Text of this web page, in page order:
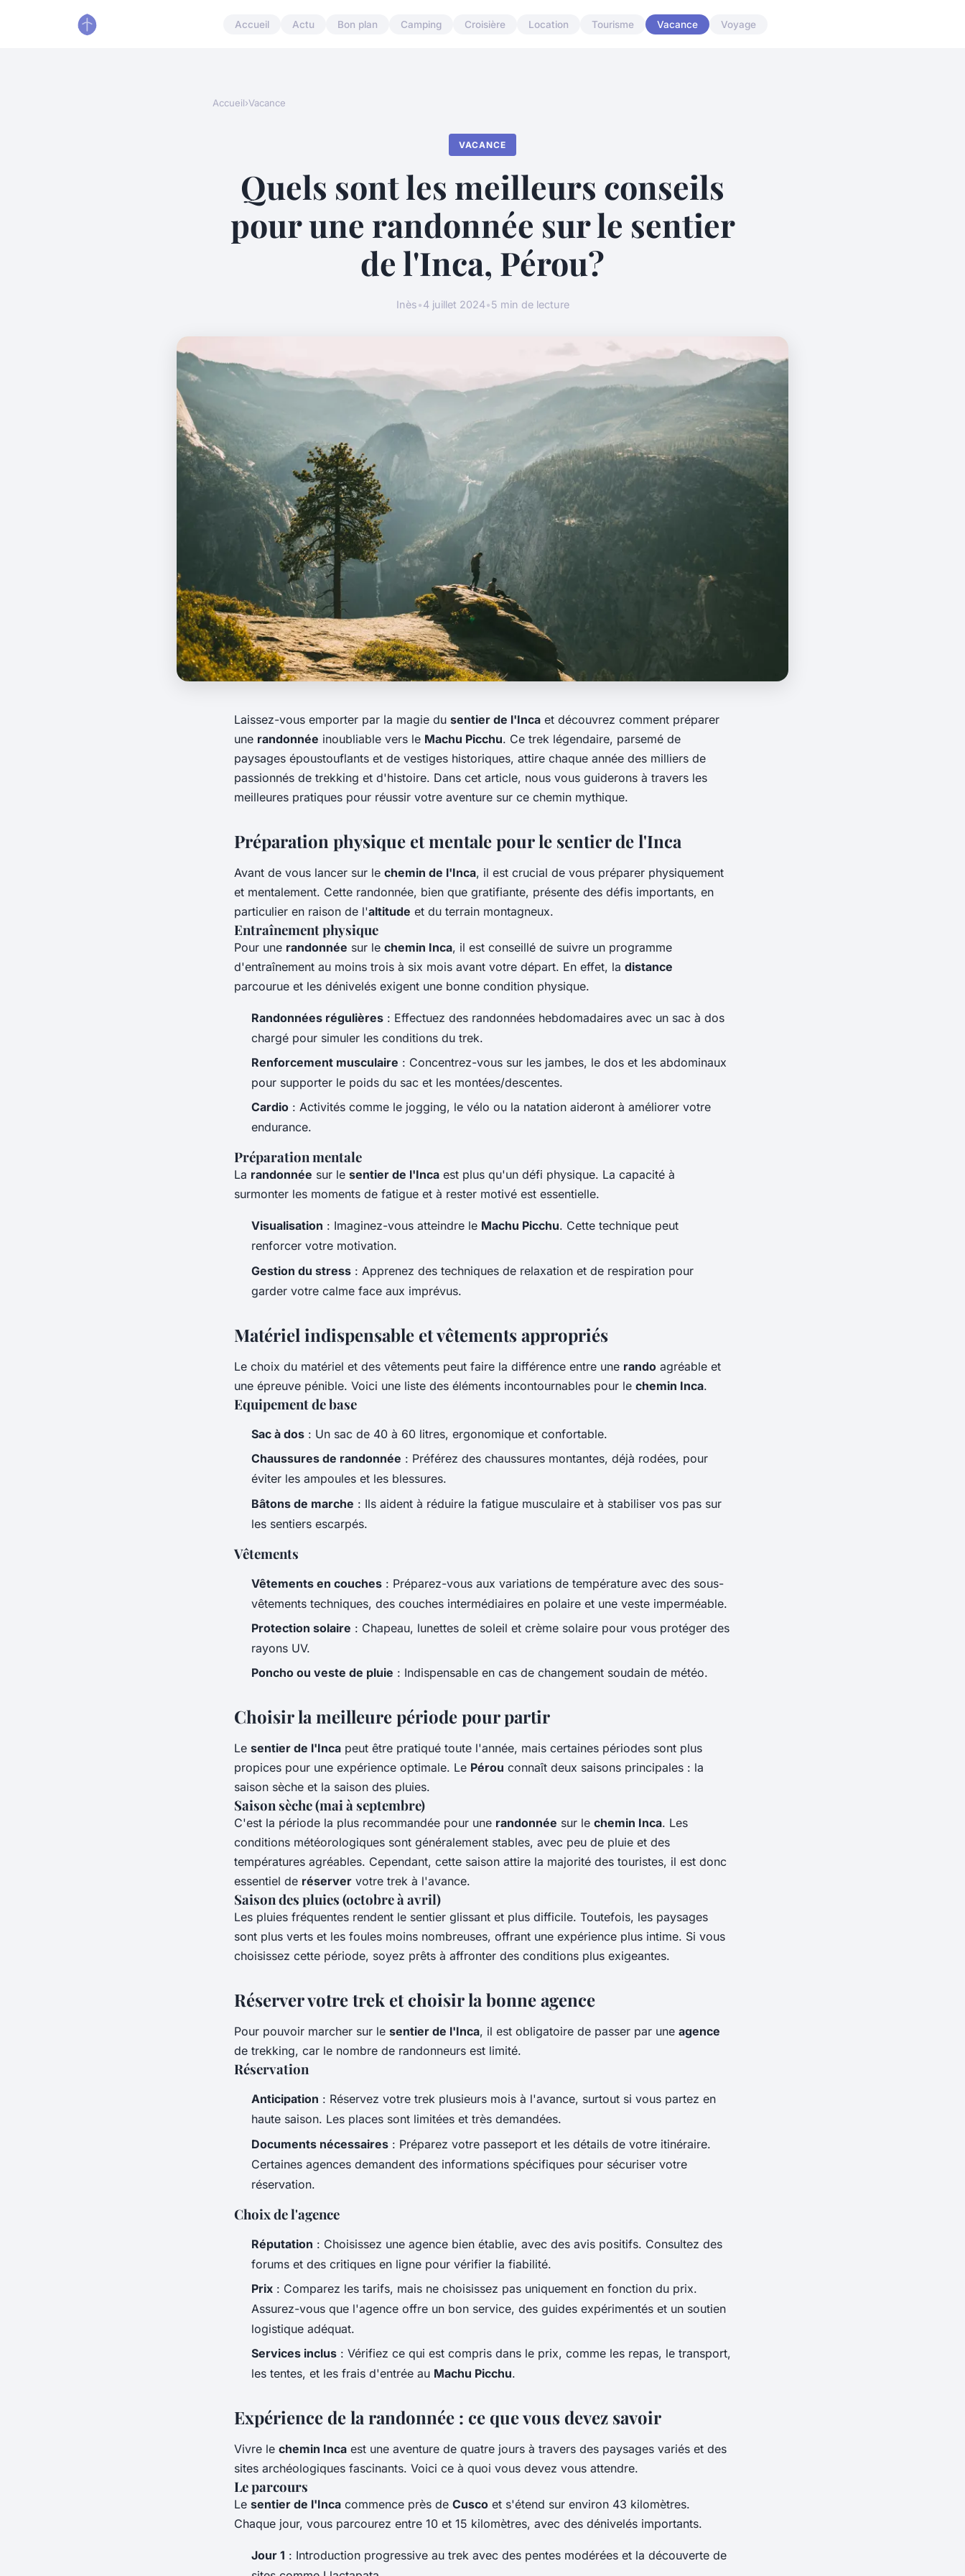
Accueil Actu Bon plan Camping Croisière Location Tourisme Vacance Voyage
Accueil›Vacance
VACANCE
Quels sont les meilleurs conseils
pour une randonnée sur le sentier
de l'Inca, Pérou?
Inès•4 juillet 2024•5 min de lecture
Laissez-vous emporter par la magie du sentier de l'Inca et découvrez comment préparer
une randonnée inoubliable vers le Machu Picchu. Ce trek légendaire, parsemé de
paysages époustouflants et de vestiges historiques, attire chaque année des milliers de
passionnés de trekking et d'histoire. Dans cet article, nous vous guiderons à travers les
meilleures pratiques pour réussir votre aventure sur ce chemin mythique.
Préparation physique et mentale pour le sentier de l'Inca
Avant de vous lancer sur le chemin de l'Inca, il est crucial de vous préparer physiquement
et mentalement. Cette randonnée, bien que gratifiante, présente des défis importants, en
particulier en raison de l'altitude et du terrain montagneux.
Entraînement physique
Pour une randonnée sur le chemin Inca, il est conseillé de suivre un programme
d'entraînement au moins trois à six mois avant votre départ. En effet, la distance
parcourue et les dénivelés exigent une bonne condition physique.
Randonnées régulières : Effectuez des randonnées hebdomadaires avec un sac à dos
chargé pour simuler les conditions du trek.
Renforcement musculaire : Concentrez-vous sur les jambes, le dos et les abdominaux
pour supporter le poids du sac et les montées/descentes.
Cardio : Activités comme le jogging, le vélo ou la natation aideront à améliorer votre
endurance.
Préparation mentale
La randonnée sur le sentier de l'Inca est plus qu'un défi physique. La capacité à
surmonter les moments de fatigue et à rester motivé est essentielle.
Visualisation : Imaginez-vous atteindre le Machu Picchu. Cette technique peut
renforcer votre motivation.
Gestion du stress : Apprenez des techniques de relaxation et de respiration pour
garder votre calme face aux imprévus.
Matériel indispensable et vêtements appropriés
Le choix du matériel et des vêtements peut faire la différence entre une rando agréable et
une épreuve pénible. Voici une liste des éléments incontournables pour le chemin Inca.
Equipement de base
Sac à dos : Un sac de 40 à 60 litres, ergonomique et confortable.
Chaussures de randonnée : Préférez des chaussures montantes, déjà rodées, pour
éviter les ampoules et les blessures.
Bâtons de marche : Ils aident à réduire la fatigue musculaire et à stabiliser vos pas sur
les sentiers escarpés.
Vêtements
Vêtements en couches : Préparez-vous aux variations de température avec des sous-
vêtements techniques, des couches intermédiaires en polaire et une veste imperméable.
Protection solaire : Chapeau, lunettes de soleil et crème solaire pour vous protéger des
rayons UV.
Poncho ou veste de pluie : Indispensable en cas de changement soudain de météo.
Choisir la meilleure période pour partir
Le sentier de l'Inca peut être pratiqué toute l'année, mais certaines périodes sont plus
propices pour une expérience optimale. Le Pérou connaît deux saisons principales : la
saison sèche et la saison des pluies.
Saison sèche (mai à septembre)
C'est la période la plus recommandée pour une randonnée sur le chemin Inca. Les
conditions météorologiques sont généralement stables, avec peu de pluie et des
températures agréables. Cependant, cette saison attire la majorité des touristes, il est donc
essentiel de réserver votre trek à l'avance.
Saison des pluies (octobre à avril)
Les pluies fréquentes rendent le sentier glissant et plus difficile. Toutefois, les paysages
sont plus verts et les foules moins nombreuses, offrant une expérience plus intime. Si vous
choisissez cette période, soyez prêts à affronter des conditions plus exigeantes.
Réserver votre trek et choisir la bonne agence
Pour pouvoir marcher sur le sentier de l'Inca, il est obligatoire de passer par une agence
de trekking, car le nombre de randonneurs est limité.
Réservation
Anticipation : Réservez votre trek plusieurs mois à l'avance, surtout si vous partez en
haute saison. Les places sont limitées et très demandées.
Documents nécessaires : Préparez votre passeport et les détails de votre itinéraire.
Certaines agences demandent des informations spécifiques pour sécuriser votre
réservation.
Choix de l'agence
Réputation : Choisissez une agence bien établie, avec des avis positifs. Consultez des
forums et des critiques en ligne pour vérifier la fiabilité.
Prix : Comparez les tarifs, mais ne choisissez pas uniquement en fonction du prix.
Assurez-vous que l'agence offre un bon service, des guides expérimentés et un soutien
logistique adéquat.
Services inclus : Vérifiez ce qui est compris dans le prix, comme les repas, le transport,
les tentes, et les frais d'entrée au Machu Picchu.
Expérience de la randonnée : ce que vous devez savoir
Vivre le chemin Inca est une aventure de quatre jours à travers des paysages variés et des
sites archéologiques fascinants. Voici ce à quoi vous devez vous attendre.
Le parcours
Le sentier de l'Inca commence près de Cusco et s'étend sur environ 43 kilomètres.
Chaque jour, vous parcourez entre 10 et 15 kilomètres, avec des dénivelés importants.
Jour 1 : Introduction progressive au trek avec des pentes modérées et la découverte de